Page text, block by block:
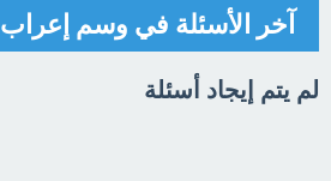
آخر الأسئلة في وسم إعراب
لم يتم إيجاد أسئلة